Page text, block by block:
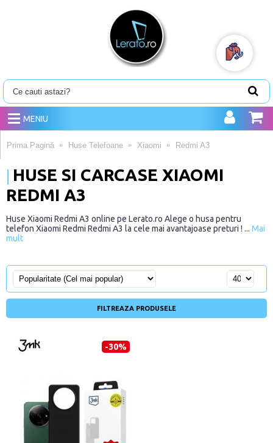
MENIU
Prima Pagină Huse Telefoane Xiaomi Redmi A3
HUSE SI CARCASE XIAOMI
REDMI A3
Huse Xiaomi Redmi A3 online pe Lerato.ro Alege o husa pentru
telefon Xiaomi Redmi Redmi A3 la cele mai avantajoase preturi ! ... Mai
mult
FILTREAZA PRODUSELE
-30%